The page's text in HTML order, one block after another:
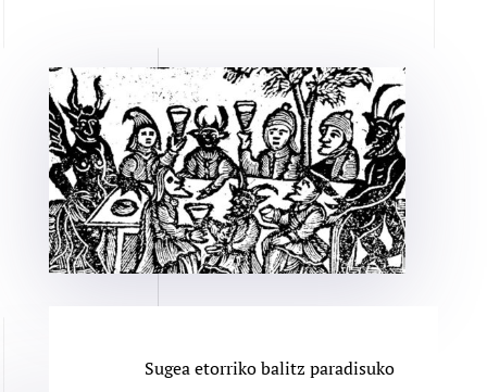
Sugea etorriko balitz paradisuko